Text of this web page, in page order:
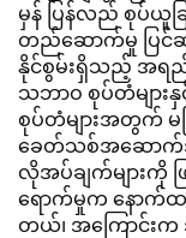
မှန် ပြန်လည် စုပ်ယူခ
တည်ဆောက်မှု ပြင်ဆ
နိုင်စွမ်းရှိသည့် အရည်
သဘာဝ စုပ်တံများ
စုပ်တံများအတွက် မ
ခေတ်သစ်အဆောက်အ
လိုအပ်ချက်များကို
ရောက်မှုက နောက်ထ
တယ်၊ အကြောင်း